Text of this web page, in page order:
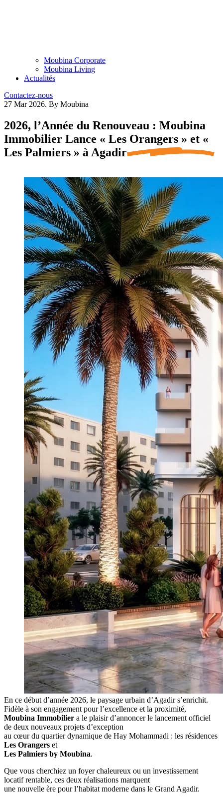
Moubina Corporate
Moubina Living
Actualités
Contactez-nous
27 Mar 2026. By Moubina
2026, l’Année du Renouveau : Moubina
Immobilier Lance « Les Orangers » et «
Les Palmiers » à Agadir
En ce début d’année 2026, le paysage urbain d’Agadir s’enrichit.
Fidèle à son engagement pour l’excellence et la proximité,
Moubina Immobilier a le plaisir d’annoncer le lancement officiel
de deux nouveaux projets d’exception
au cœur du quartier dynamique de Hay Mohammadi : les résidences
Les Orangers et
Les Palmiers by Moubina.
Que vous cherchiez un foyer chaleureux ou un investissement
locatif rentable, ces deux réalisations marquent
une nouvelle ère pour l’habitat moderne dans le Grand Agadir.